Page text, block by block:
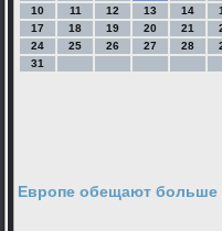
10
11 12 13 14
17
18 19 20 21
24
25 26 27 28
31
Европе обещают больше